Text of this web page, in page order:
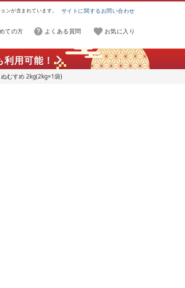
ンが含まれています。 サイトに関するお問い合わせ
ての方 よくある質問 お気に入り
用可能！
むすめ 2kg(2kg×1袋)